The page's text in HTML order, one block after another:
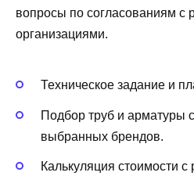
вопросы по согласованиям
организациями.
Техническое задание и
Подбор труб и арматуры
выбранных брендов.
Калькуляция стоимости с